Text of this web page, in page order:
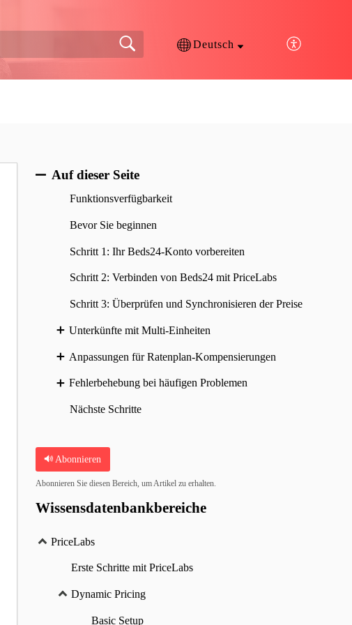
Deutsch
Auf dieser Seite
Funktionsverfügbarkeit
Bevor Sie beginnen
Schritt 1: Ihr Beds24-Konto vorbereiten
Schritt 2: Verbinden von Beds24 mit PriceLabs
Schritt 3: Überprüfen und Synchronisieren der Preise
Unterkünfte mit Multi-Einheiten
Anpassungen für Ratenplan-Kompensierungen
Fehlerbehebung bei häufigen Problemen
Nächste Schritte
Abonnieren
Abonnieren Sie diesen Bereich, um Artikel zu erhalten.
Wissensdatenbankbereiche
PriceLabs
Erste Schritte mit PriceLabs
Dynamic Pricing
Basic Setup